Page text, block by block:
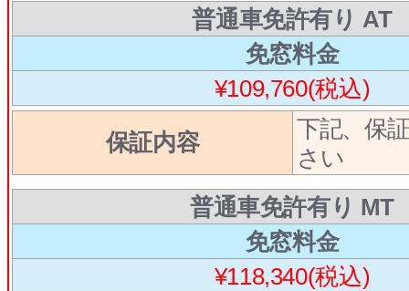
普通車免許有り AT
免窓料金
¥109,760(税込)
保証内容
下記、保
さい
普通車免許有り MT
免窓料金
¥118,340(税込)